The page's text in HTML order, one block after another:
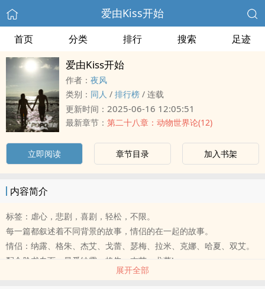
爱由Kiss开始
首页 分类 排行 搜索 足迹
爱由Kiss开始
作者： 夜风
类别： ‌‍同‎人‎‍ / 排行榜 / 连载
更新时间： 2025-06-16 12:05:51
最新章节： 第二十八章：动物世界论(12)
立即阅读 章节目录 加入书架
内容简介
标签：虐心，悲剧，喜剧，轻松，不限。
每一篇都叙述着不同背景的故事，情侣的在一起的故事。
情侣：纳露、格朱、杰艾、戈蕾、瑟梅、拉米、克娜、哈夏、双艾。
配合脸书专页：最爱纳露、格朱、杰艾、戈蕾!
展开全部